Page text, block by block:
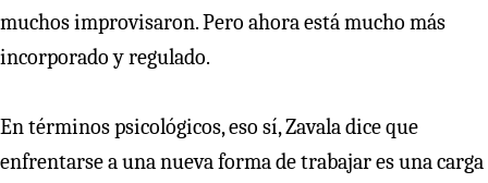
muchos improvisaron. Pero ahora está mucho más
incorporado y regulado.
En términos psicológicos, eso sí, Zavala dice que
enfrentarse a una nueva forma de trabajar es una carga